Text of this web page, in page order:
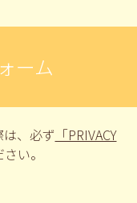
ーム
、 必ず 「PRIVACY
い。